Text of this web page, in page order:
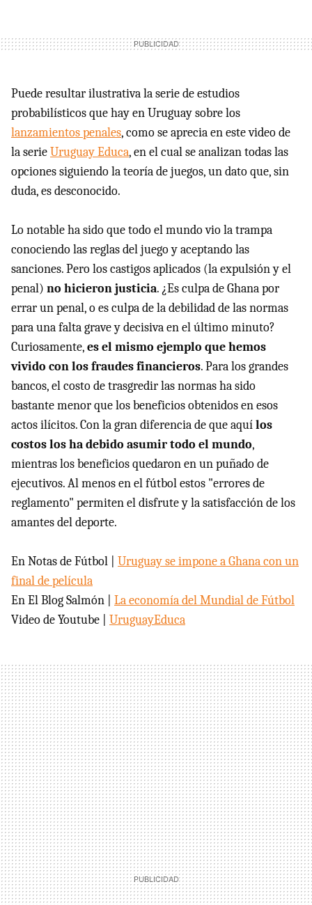
Puede resultar ilustrativa la serie de estudios
probabilísticos que hay en Uruguay sobre los
lanzamientos penales, como se aprecia en este video de
la serieUruguay Educa, en el cual se analizan todas las
opciones siguiendo la teoría de juegos, un dato que, sin
duda, es desconocido.
Lo notable ha sido que todo el mundo vio la trampa
conociendo las reglas del juego y aceptando las
sanciones. Pero los castigos aplicados (la expulsión y el
penal) no hicieron justicia. ¿Es culpa de Ghana por
errar un penal, o es culpa de la debilidad de las normas
para una falta grave y decisiva en el último minuto?
Curiosamente,es el mismo ejemplo que hemos
vivido con los fraudes financieros. Para los grandes
bancos, el costo de trasgredir las normas ha sido
bastante menor que los beneficios obtenidos en esos
actos ilícitos. Con la gran diferencia de que aquílos
costos los ha debido asumir todo el mundo,
mientras los beneficios quedaron en un puñado de
ejecutivos. Al menos en el fútbol estos "errores de
reglamento" permiten el disfrute y la satisfacción de los
amantes del deporte.
En Notas de Fútbol | Uruguay se impone a Ghana con un
final de película
En El Blog Salmón | La economía del Mundial de Fútbol
Video de Youtube | UruguayEduca